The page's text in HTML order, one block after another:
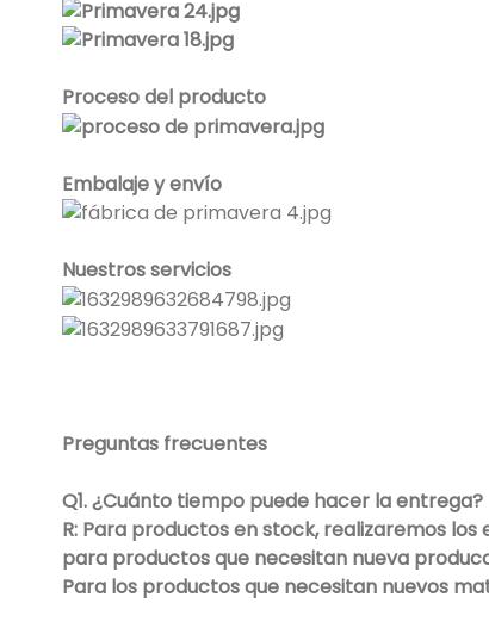
Proceso del producto
Embalaje y envío
Nuestros servicios
Preguntas frecuentes
Q1. ¿Cuánto tiempo puede hacer la entrega?
R: Para productos en stock, realizaremos
para productos que necesitan nueva
Para los productos que necesitan nuevos